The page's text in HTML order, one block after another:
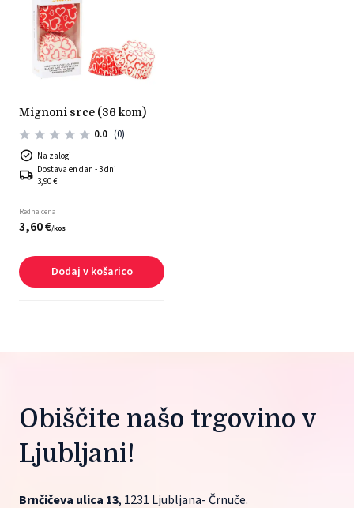
mignoni srce (36 kom)
0.0 (0)
Na zalogi
Dostava en dan - 3 dni
3,90 €
Redna cena
3,60€/kos
Dodaj v košarico
Obiščite našo trgovino v
Ljubljani!
Brnčičeva ulica 13, 1231 Ljubljana- Črnuče.